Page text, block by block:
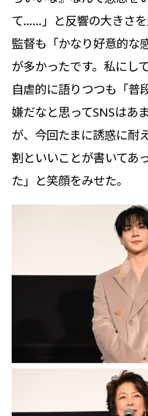
て……」と反響の大きさ
監督も「かなり好意的な
が多かったです。私にし
自虐的に語りつつも「普
嫌だなと思ってSNSはあ
が、今回たまに誘惑に耐
割といいことが書いてあ
た」と笑顔をみせた。